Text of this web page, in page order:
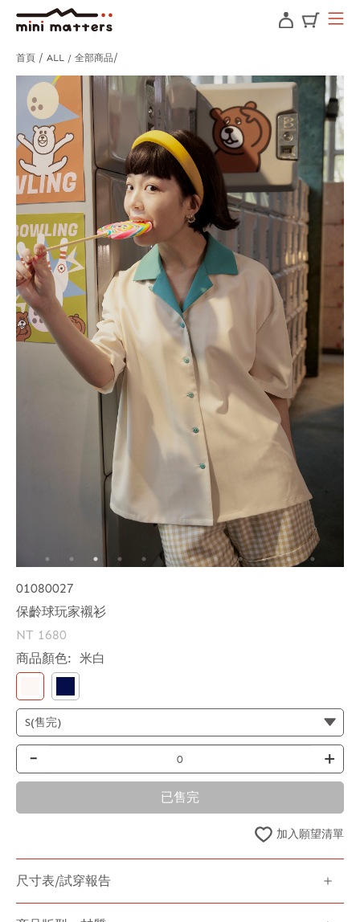
首頁 ALL / 全部商品
01080027
保齡球玩家襯衫
NT 1680
商品顏色: 米白
- +
已售完
加入願望清單
尺寸表/試穿報告